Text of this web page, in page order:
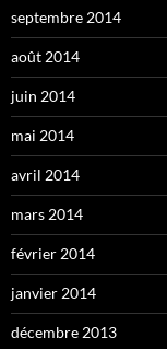
septembre 2014
août 2014
juin 2014
mai 2014
avril 2014
mars 2014
février 2014
janvier 2014
décembre 2013